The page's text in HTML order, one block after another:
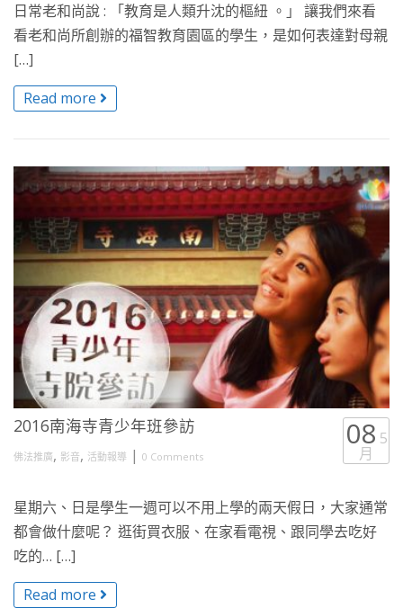
日常老和尚說 : 「教育是人類升沈的樞紐 。」 讓我們來看
看老和尚所創辦的福智教育園區的學生，是如何表達對母親
[…]
Read more
2016南海寺青少年班參訪
佛法推廣, 影音, 活動報導 | 0 Comments
08 5
月
星期六、日是學生一週可以不用上學的兩天假日，大家通常
都會做什麼呢？ 逛街買衣服、在家看電視、跟同學去吃好
吃的… […]
Read more